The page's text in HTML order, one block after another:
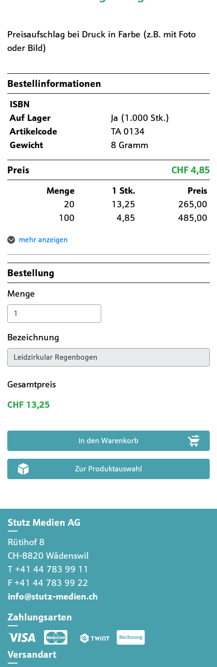
Preisaufschlag bei Druck in Farbe (z.B. mit Foto
oder Bild)
Bestellinformationen
ISBN
Auf Lager
Ja (1.000 Stk.)
Artikelcode
TA 0134
Gewicht
8 Gramm
Preis CHF 4,85
Menge 1 Stk.
Preis
20
13,25
265,00
100
4,85 485,00
mehr anzeigen
Bestellung
Menge
Bezeichnung
Gesamtpreis
CHF 13,25
Zur Produktauswahl
Stutz Medien AG
Rütihof 8
CH-8820 Wädenswil
T +41 44 783 99 11
F +41 44 783 99 22
info@stutz-medien.ch
Zahlungsarten
Versandart